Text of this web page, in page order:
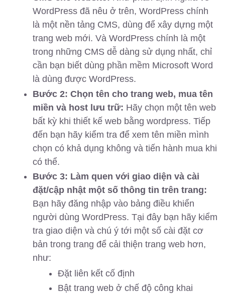
WordPress đã nêu ở trên, WordPress chính
là một nền tảng CMS, dùng để xây dựng một
trang web mới. Và WordPress chính là một
trong những CMS dễ dàng sử dụng nhất, chỉ
cần bạn biết dùng phần mềm Microsoft Word
là dùng được WordPress.
Bước 2: Chọn tên cho trang web, mua tên
miền và host lưu trữ: Hãy chọn một tên web
bất kỳ khi thiết kế web bằng wordpress. Tiếp
đến bạn hãy kiểm tra để xem tên miền mình
chọn có khả dụng không và tiến hành mua khi
có thể.
Bước 3: Làm quen với giao diện và cài
đặt/cập nhật một số thông tin trên trang:
Bạn hãy đăng nhập vào bảng điều khiển
người dùng WordPress. Tại đây bạn hãy kiểm
tra giao diện và chú ý tới một số cài đặt cơ
bản trong trang để cải thiện trang web hơn,
như:
Đặt liên kết cố định
Bật trang web ở chế độ công khai